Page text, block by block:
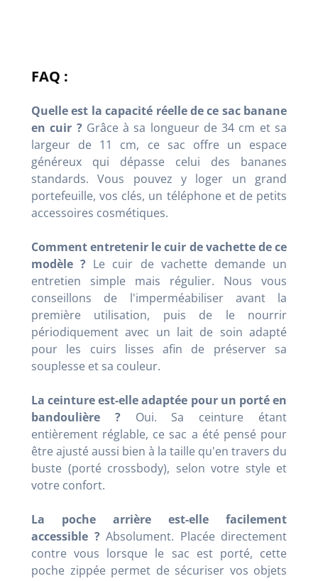
FAQ :
Quelle est la capacité réelle de ce sac banane
en cuir ?Grâce à sa longueur de 34 cm et sa
largeur de 11 cm, ce sac offre un espace
généreux qui dépasse celui des bananes
standards. Vous pouvez y loger un grand
portefeuille, vos clés, un téléphone et de petits
accessoires cosmétiques.
Comment entretenir le cuir de vachette de ce
modèle ? Le cuir de vachette demande un
entretien simple mais régulier. Nous vous
conseillons de l'imperméabiliser avant la
première utilisation, puis de le nourrir
périodiquement avec un lait de soin adapté
pour les cuirs lisses afin de préserver sa
souplesse et sa couleur.
La ceinture est-elle adaptée pour un porté en
bandoulière ?Oui. Sa ceinture étant
entièrement réglable, ce sac a été pensé pour
être ajusté aussi bien à la taille qu'en travers du
buste (porté crossbody), selon votre style et
votre confort.
La poche arrière est-elle facilement
accessible ?Absolument. Placée directement
contre vous lorsque le sac est porté, cette
poche zippée permet de sécuriser vos objets